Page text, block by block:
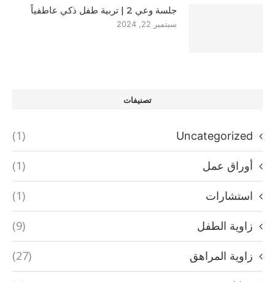
جلسة وعي 2 | تربية طفل ذكي عاطفياً
سبتمبر 22, 2024
تصنيفات
Uncategorized
(1)
أوراق عمل (1)
استشارات (1)
زاوية الطفل (9)
زاوية المراهق (27)